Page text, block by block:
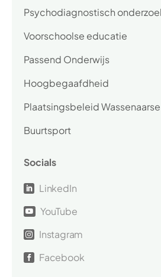
Psychodiagnostisch
Voorschoolse educatie
Passend Onderwijs
Hoogbegaafdheid
Plaatsingsbeleid
Buurtsport
Socials
 LinkedIn
 YouTube
 Instagram
 Facebook